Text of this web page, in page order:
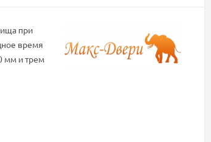
при
время
мм и трем